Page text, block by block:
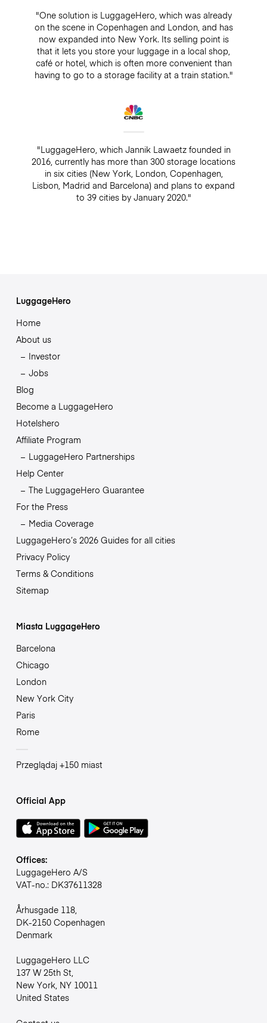
"One solution is LuggageHero, which was already
on the scene in Copenhagen and London, and has
now expanded into New York. Its selling point is
that it lets you store your luggage in a local shop,
café or hotel, which is often more convenient than
having to go to a storage facility at a train station."
"LuggageHero, which Jannik Lawaetz founded in
2016, currently has more than 300 storage locations
in six cities (New York, London, Copenhagen,
Lisbon, Madrid and Barcelona) and plans to expand
to 39 cities by January 2020."
LuggageHero
Home
About us
Investor
Jobs
Blog
Become a LuggageHero
Hotelshero
Affiliate Program
LuggageHero Partnerships
Help Center
The LuggageHero Guarantee
For the Press
Media Coverage
LuggageHero’s 2026 Guides for all cities
Privacy Policy
Terms & Conditions
Sitemap
Miasta LuggageHero
Barcelona
Chicago
London
New York City
Paris
Rome
Przeglądaj +150 miast
Official App
Offices:
LuggageHero A/S
VAT-no.: DK37611328
Århusgade 118,
DK-2150 Copenhagen
Denmark
LuggageHero LLC
137 W 25th St,
New York, NY 10011
United States